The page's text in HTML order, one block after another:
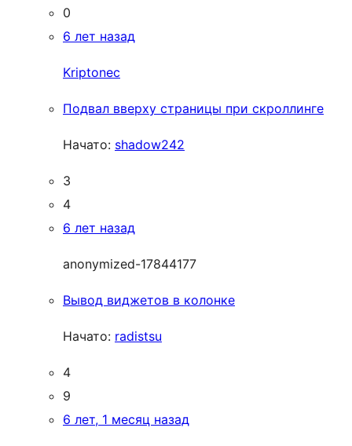
0
6 лет назад
Kriptonec
Подвал вверху страницы при скроллинге
Начато: shadow242
3
4
6 лет назад
anonymized-17844177
Вывод виджетов в колонке
Начато: radistsu
4
9
6 лет, 1 месяц назад